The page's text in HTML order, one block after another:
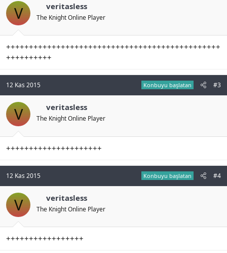
V veritasless
The Knight Online Player
+++++++++++++++++++++++++++++++++++++++++++++++
++++++++++
12 Kas 2015 Konbuyu başlatan #3
V veritasless
The Knight Online Player
+++++++++++++++++++++
12 Kas 2015 Konbuyu başlatan #4
V veritasless
The Knight Online Player
+++++++++++++++++